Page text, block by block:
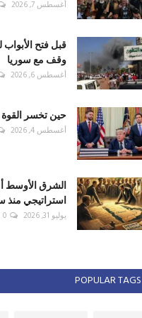
أغسطس 7, 2026
قبل فتح
وقف مع سوريا
أغسطس 6, 2026
حين تخسر
أغسطس 4, 2026
الشرق الأوسط
استراتيجي منذ
يوليو 31, 2026 0
POPULAR TAGS